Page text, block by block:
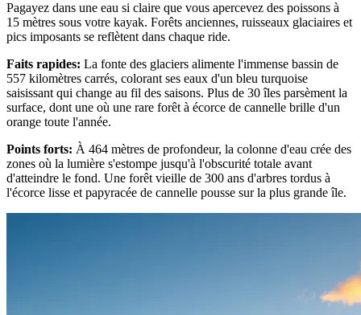
Pagayez dans une eau si claire que vous apercevez des poissons à
15 mètres sous votre kayak. Forêts anciennes, ruisseaux glaciaires et
pics imposants se reflètent dans chaque ride.
Faits rapides: La fonte des glaciers alimente l'immense bassin de
557 kilomètres carrés, colorant ses eaux d'un bleu turquoise
saisissant qui change au fil des saisons. Plus de 30 îles parsèment la
surface, dont une où une rare forêt à écorce de cannelle brille d'un
orange toute l'année.
Points forts: À 464 mètres de profondeur, la colonne d'eau crée des
zones où la lumière s'estompe jusqu'à l'obscurité totale avant
d'atteindre le fond. Une forêt vieille de 300 ans d'arbres tordus à
l'écorce lisse et papyracée de cannelle pousse sur la plus grande île.